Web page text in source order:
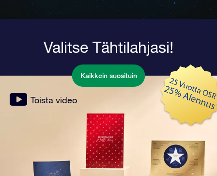
Valitse Tähtilahjasi!
Kaikkein suosituin
Toista video